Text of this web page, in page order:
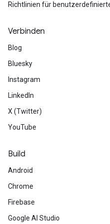
Richtlinien für
Verbinden
Blog
Bluesky
Instagram
LinkedIn
X (Twitter)
YouTube
Build
Android
Chrome
Firebase
Google AI Studio